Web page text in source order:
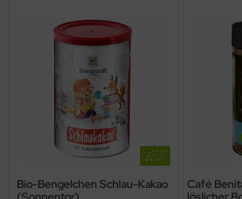
Bio-Bengelchen Schlau-Kakao
Café